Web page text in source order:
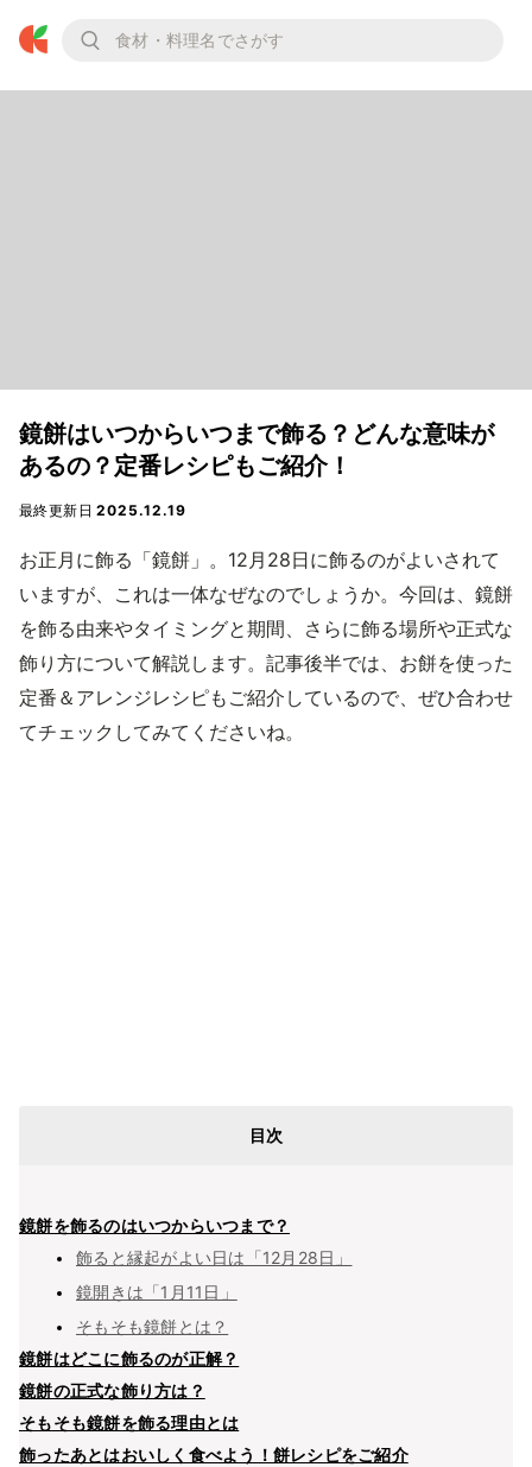
鏡餅はいつからいつまで飾る？どんな意味が
あるの？定番レシピもご紹介！
最終更新日2025.12.19
お正月に飾る「鏡餅」。12月28日に飾るのがよいされて
いますが、これは一体なぜなのでしょうか。今回は、鏡餅
を飾る由来やタイミングと期間、さらに飾る場所や正式な
飾り方について解説します。記事後半では、お餅を使った
定番＆アレンジレシピもご紹介しているので、ぜひ合わせ
てチェックしてみてくださいね。
目次
鏡餅を飾るのはいつからいつまで？
飾ると縁起がよい日は「12月28日」
鏡開きは「1月11日」
そもそも鏡餅とは？
鏡餅はどこに飾るのが正解？
鏡餅の正式な飾り方は？
そもそも鏡餅を飾る理由とは
飾ったあとはおいしく食べよう！餅レシピをご紹介